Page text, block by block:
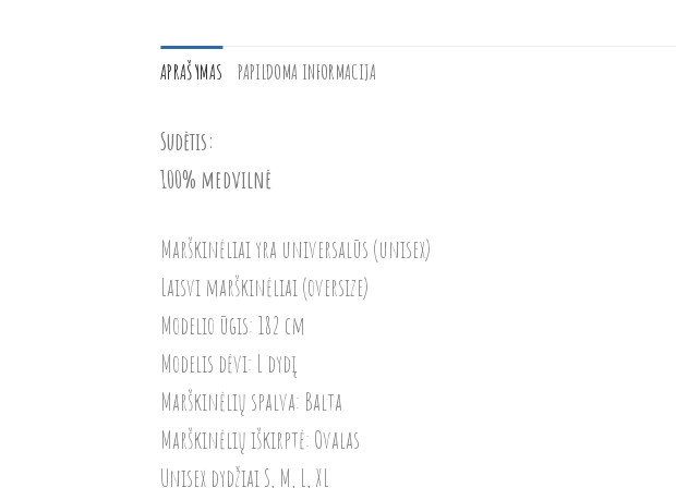
APRAŠYMAS PAPILDOMA INFORMACIJA
Sudėtis:
100% medvilnė
Marškinėliai yra universalūs (unisex)
Laisvi marškinėliai (oversize)
Modelio ūgis: 182 cm
Modelis dėvi: L dydį
Marškinėlių spalva: Balta
Marškinėlių iškirptė: Ovalas
Unisex dydžiai S, M, L, XL